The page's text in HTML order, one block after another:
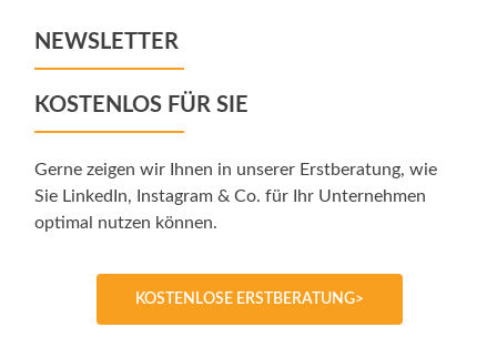
NEWSLETTER
KOSTENLOS FÜR SIE
Gerne zeigen wir Ihnen in unserer Erstberatung, wie
Sie LinkedIn, Instagram & Co. für Ihr Unternehmen
optimal nutzen können.
KOSTENLOSE ERSTBERATUNG>